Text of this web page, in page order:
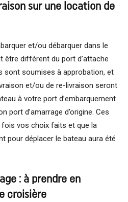
sur une location de
et/ou débarquer dans le
être différent du port d’attache
sont soumises à approbation, et
et/ou de re-livraison seront
à votre port d’embarquement
port d’amarrage d’origine. Ces
vos choix faits et que la
pour déplacer le bateau aura été
: à prendre en
croisière